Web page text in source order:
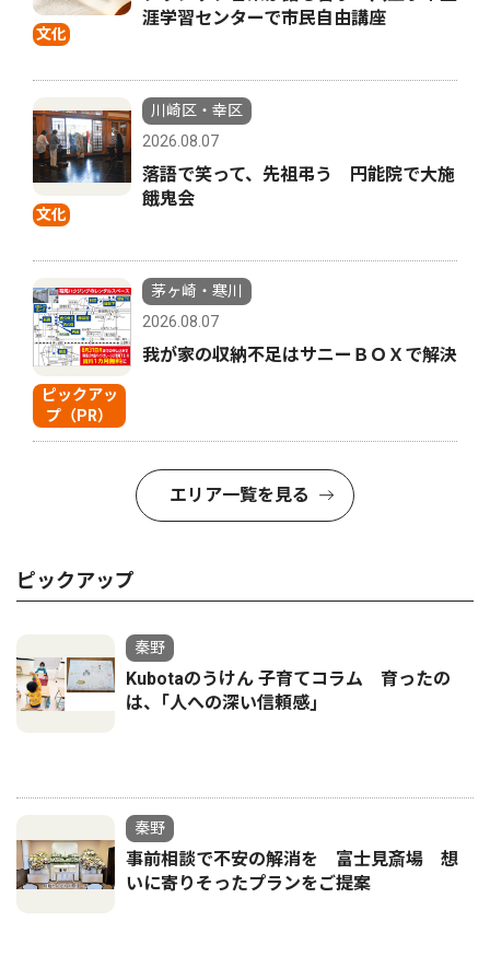
文化
涯学習センターで市民自由講座
文化
川崎区・幸区
2026.08.07
落語で笑って、先祖弔う 円能院で大施
餓鬼会
ピックアッ
プ（PR）
茅ヶ崎・寒川
2026.08.07
我が家の収納不足はサニーＢＯＸで解決
エリア一覧を見る
ピックアップ
秦野
Kubotaのうけん 子育てコラム 育ったの
は、｢人への深い信頼感｣
秦野
事前相談で不安の解消を 富士見斎場 想
いに寄りそったプランをご提案